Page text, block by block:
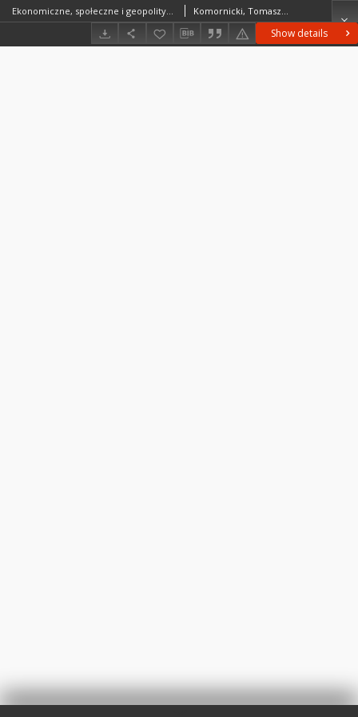
Show details
Ekonomiczne, społeczne i geopolityczne uwarunkowania ruchu granicznego = Economic, social and geopolitical conditioning of the cross-border traffic Komornicki, Tomasz (1963– )Wiśniewski, Rafał (1977– )Szejgiec-Kolenda, BarbaraCiołek, Dorota